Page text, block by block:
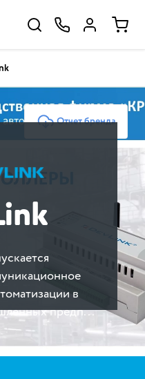
Отчет бренда
в
предп...